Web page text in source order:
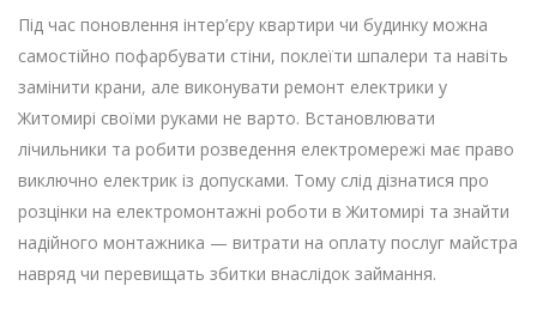
Під час поновлення інтер’єру квартири чи будинку можна
самостійно пофарбувати стіни, поклеїти шпалери та навіть
замінити крани, але виконувати ремонт електрики у
Житомирі своїми руками не варто. Встановлювати
лічильники та робити розведення електромережі має право
виключно електрик із допусками. Тому слід дізнатися про
розцінки на електромонтажні роботи в Житомирі та знайти
надійного монтажника — витрати на оплату послуг майстра
навряд чи перевищать збитки внаслідок займання.